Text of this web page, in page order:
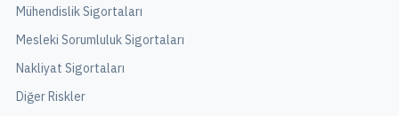
Mühendislik Sigortaları
Mesleki Sorumluluk Sigortaları
Nakliyat Sigortaları
Diğer Riskler